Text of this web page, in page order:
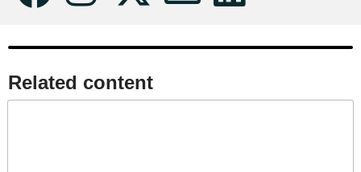
Related content​